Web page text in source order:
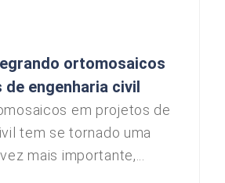
ortomosaicos
engenharia civil
em projetos de
tem se tornado uma
mais importante,...